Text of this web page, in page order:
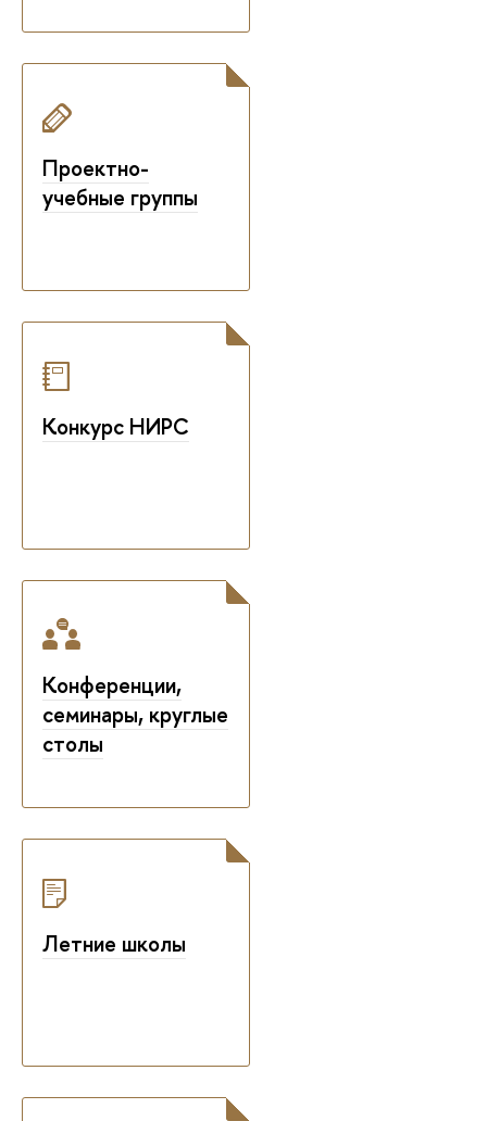
Проектно-
учебные группы
Конкурс НИРС
Конференции,
семинары, круглые
столы
Летние школы